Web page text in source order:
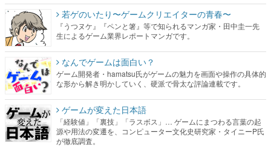
若ゲのいたり〜ゲームクリエイターの青春〜
『うつヌケ』『ペンと箸』等で知られるマンガ家・田中圭一先
生によるゲーム業界レポートマンガです。
なんでゲームは面白い？
ゲーム開発者・hamatsu氏がゲームの魅力を画面や操作の具体的
な形から解き明かしていく、硬派で骨太な評論連載です。
ゲームが変えた日本語
「経験値」「裏技」「ラスボス」… ゲームにまつわる言葉の起
源や用法の変遷を、コンピューター文化史研究家・タイニーP氏
が徹底調査。